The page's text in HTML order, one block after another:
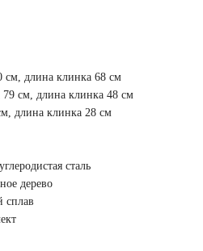
длина клинка 68 см
см, длина клинка 48 см
длина клинка 28 см
сталь
дерево
сплав